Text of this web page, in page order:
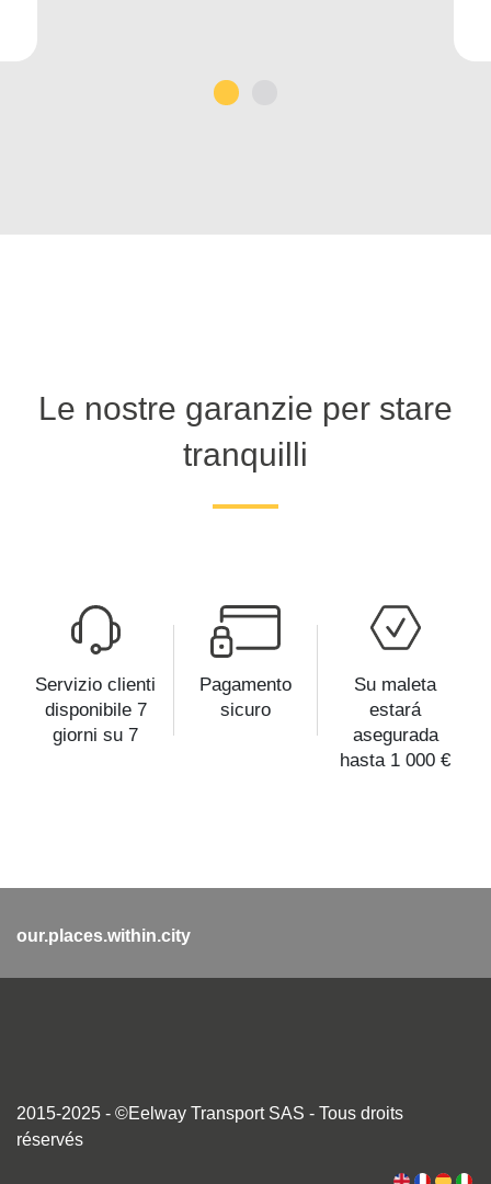
Le nostre garanzie per stare
tranquilli
Servizio clienti
disponibile 7
giorni su 7
Pagamento
sicuro
Su maleta
estará
asegurada
hasta 1 000 €
our.places.within.city
2015-2025 - ©Eelway Transport SAS - Tous droits
réservés